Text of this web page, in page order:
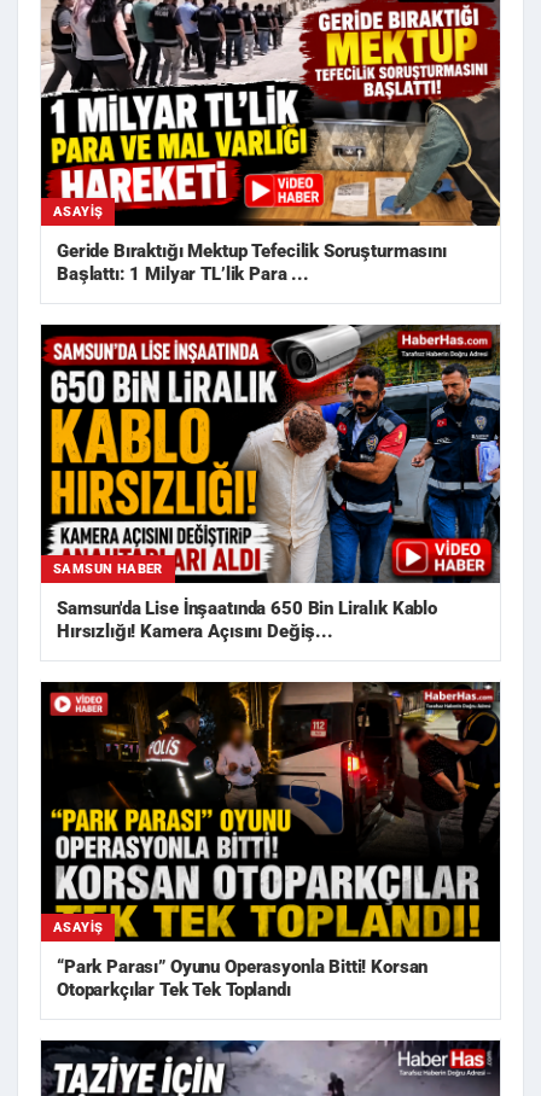
ASAYIŞ
Geride Bıraktığı Mektup Tefecilik Soruşturmasını
Başlattı: 1 Milyar TL’lik Para ...
SAMSUN HABER
Samsun'da Lise İnşaatında 650 Bin Liralık Kablo
Hırsızlığı! Kamera Açısını Değiş...
ASAYIŞ
“Park Parası” Oyunu Operasyonla Bitti! Korsan
Otoparkçılar Tek Tek Toplandı